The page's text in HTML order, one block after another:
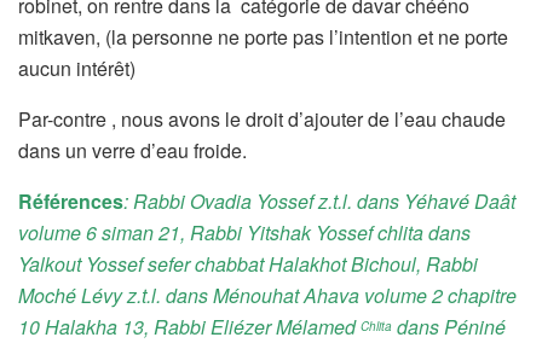
robinet, on rentre dans la catégorie de davar chééno
mitkaven, (la personne ne porte pas l’intention et ne porte
aucun intérêt)
Par-contre , nous avons le droit d’ajouter de l’eau chaude
dans un verre d’eau froide.
Références: Rabbi Ovadia Yossef z.t.l. dans Yéhavé Daât
volume 6 siman 21, Rabbi Yitshak Yossef chlita dans
Yalkout Yossef sefer chabbat Halakhot Bichoul, Rabbi
Moché Lévy z.t.l. dansMénouhat Ahava volume 2 chapitre
10 Halakha 13, Rabbi Eliézer Mélamed Chlita dans Péniné